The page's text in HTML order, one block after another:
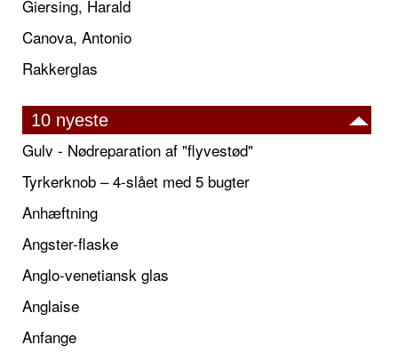
Giersing, Harald
Canova, Antonio
Rakkerglas
10 nyeste
Gulv - Nødreparation af "flyvestød"
Tyrkerknob – 4-slået med 5 bugter
Anhæftning
Angster-flaske
Anglo-venetiansk glas
Anglaise
Anfange